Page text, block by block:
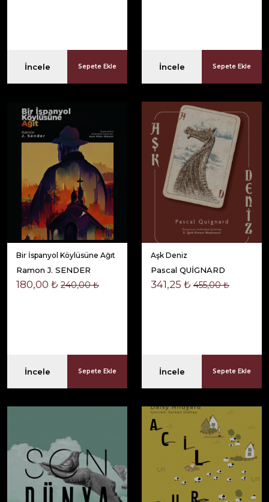
İncele Sepete Ekle İncele Sepete Ekle
Bir İspanyol Köylüsüne Ağıt
Ramon J. SENDER
180,00 ₺ 240,00 ₺
İncele Sepete Ekle
Aşk Deniz
Pascal QUİGNARD
341,25 ₺ 455,00 ₺
İncele Sepete Ekle